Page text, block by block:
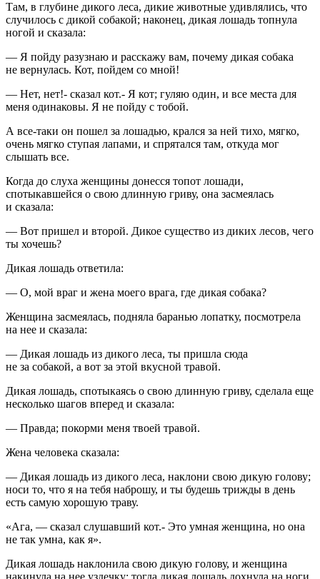
Там, в глубине дикого леса, дикие животные удивлялись, что
случилось с дикой собакой; наконец, дикая лошадь топнула
ногой и сказала:
— Я пойду разузнаю и расскажу вам, почему дикая собака
не вернулась. Кот, пойдем со мной!
— Нет, нет!- сказал кот.- Я кот; гуляю один, и все места для
меня одинаковы. Я не пойду с тобой.
А все-таки он пошел за лошадью, крался за ней тихо, мягко,
очень мягко ступая лапами, и спрятался там, откуда мог
слышать все.
Когда до слуха женщины донесся топот лошади,
спотыкавшейся о свою длинную гриву, она засмеялась
и сказала:
— Вот пришел и второй. Дикое существо из диких лесов, чего
ты хочешь?
Дикая лошадь ответила:
— О, мой враг и жена моего врага, где дикая собака?
Женщина засмеялась, подняла баранью лопатку, посмотрела
на нее и сказала:
— Дикая лошадь из дикого леса, ты пришла сюда
не за собакой, а вот за этой вкусной травой.
Дикая лошадь, спотыкаясь о свою длинную гриву, сделала еще
несколько шагов вперед и сказала:
— Правда; покорми меня твоей травой.
Жена человека сказала:
— Дикая лошадь из дикого леса, наклони свою дикую голову;
носи то, что я на тебя наброшу, и ты будешь трижды в день
есть самую хорошую траву.
«Ага, — сказал слушавший кот.- Это умная женщина, но она
не так умна, как я».
Дикая лошадь наклонила свою дикую голову, и женщина